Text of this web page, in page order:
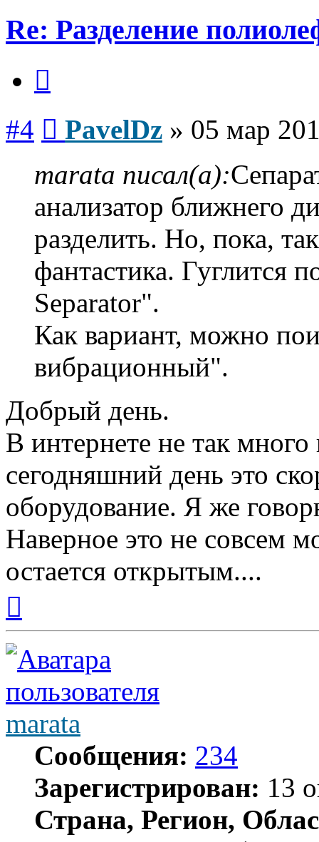
Re: Разделение
#4 PavelDz » 05 мар
marata писал(а):
анализатор ближнего
разделить. Но, пока,
фантастика. Гуглится
Separator".
Как вариант, можно
вибрационный".
Добрый день.
В интернете не так
сегодняшний день это
оборудование. Я же
Наверное это не совсем
остается открытым....
началу
marata
Сообщения: 234
Зарегистрирован: 13
Страна, Регион,